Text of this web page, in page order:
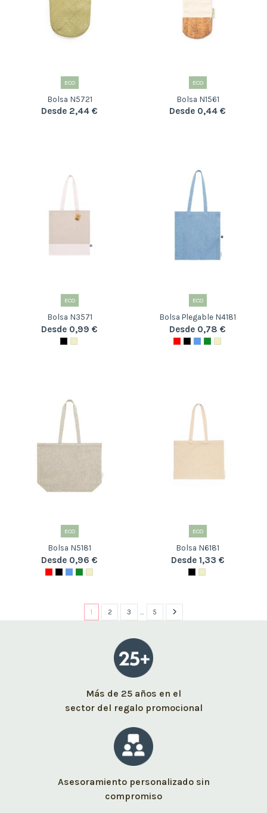
ECO
Bolsa N5721
Desde 2,44 €
ECO
Bolsa N1561
Desde 0,44 €
ECO
Bolsa N3571
Desde 0,99 €
ECO
Bolsa Plegable N4181
Desde 0,78 €
ECO
Bolsa N5181
Desde 0,96 €
ECO
Bolsa N6181
Desde 1,33 €
1 2 3 … 5
Más de 25 años en el
sector del regalo promocional
Asesoramiento personalizado sin
compromiso